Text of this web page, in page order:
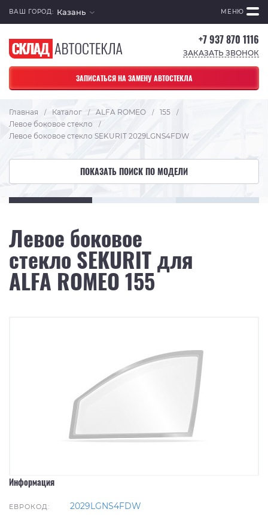
ВАШ ГОРОД: Казань МЕНЮ
+7 937 870 1116
ЗАКАЗАТЬ ЗВОНОК
ЗАПИСАТЬСЯ НА ЗАМЕНУ АВТОСТЕКЛА
Главная / Каталог / ALFA ROMEO / 155 /
Левое боковое стекло /
Левое боковое стекло SEKURIT 2029LGNS4FDW
ПОКАЗАТЬ ПОИСК ПО МОДЕЛИ
Левое боковое
стекло SEKURIT для
ALFA ROMEO 155
Информация
ЕВРОКОД: 2029LGNS4FDW